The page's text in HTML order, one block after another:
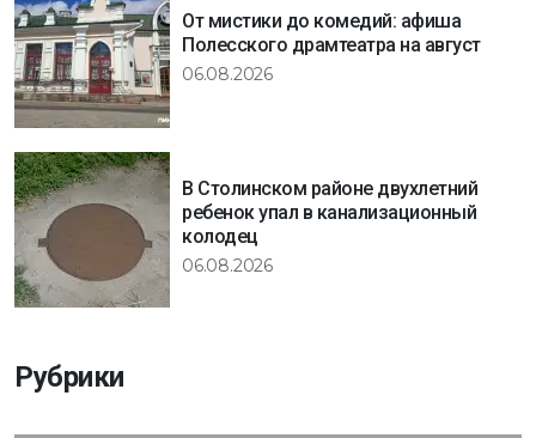
От мистики до комедий: афиша
Полесского драмтеатра на август
06.08.2026
В Столинском районе двухлетний
ребенок упал в канализационный
колодец
06.08.2026
Рубрики